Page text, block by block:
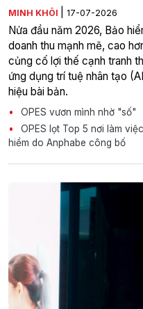
MINH KHÔI 17-07-2026
Nửa đầu năm 2026, Bảo
doanh thu mạnh mẽ, cao
củng cố lợi thế cạnh tranh
ứng dụng trí tuệ nhân tạo
hiệu bài bản.
OPES vươn mình nhờ "số"
OPES lọt Top 5 nơi làm
hiểm do Anphabe công bố